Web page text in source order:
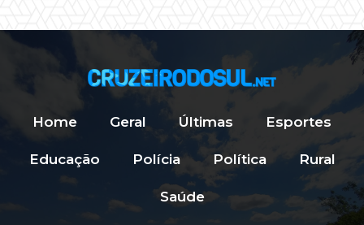
Home Geral Últimas Esportes
Educação Polícia Política Rural
Saúde